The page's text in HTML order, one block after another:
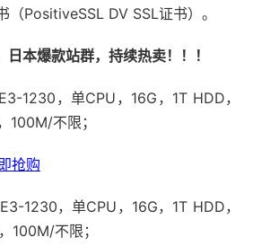
（PositiveSSL DV SSL证书）。
本爆款站群，持续热卖！！！
1230，单CPU，16G，1T HDD，
100M/不限；
抢购
1230，单CPU，16G，1T HDD，
100M/不限；